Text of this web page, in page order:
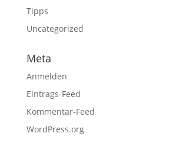
Tipps
Uncategorized
Meta
Anmelden
Eintrags-Feed
Kommentar-Feed
WordPress.org